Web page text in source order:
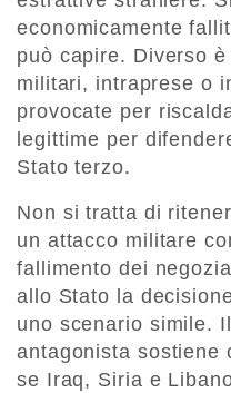
economicamente
può capire. Diverso
militari, intraprese o
provocate per
legittime per
Stato terzo.
Non si tratta di
un attacco militare
fallimento dei
allo Stato la
uno scenario simile.
antagonista sostiene
se Iraq, Siria e